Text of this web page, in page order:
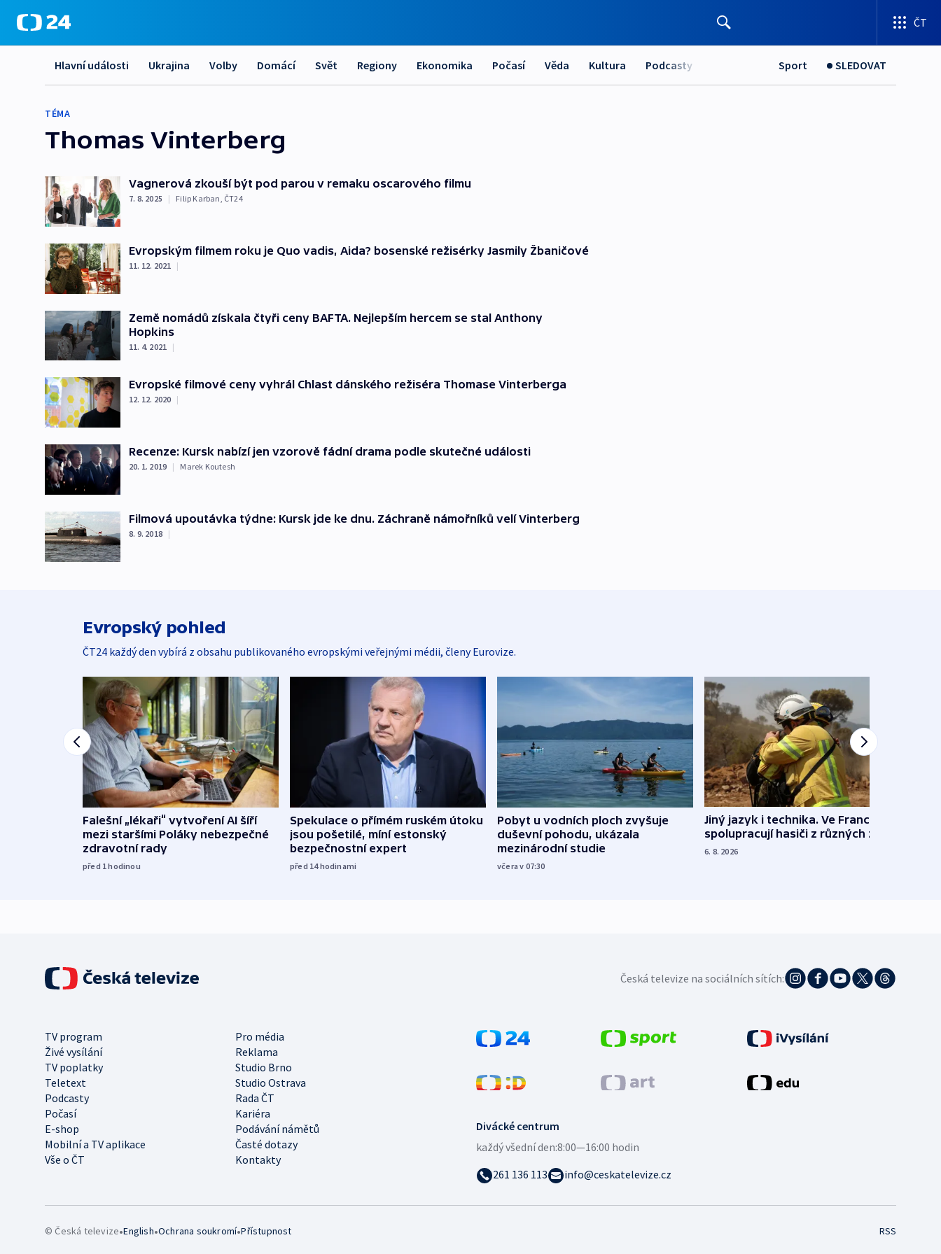
ČT
Hlavní události Ukrajina Volby Domácí Svět Regiony Ekonomika Počasí Věda Kultura Podcasty Sport SLEDOVAT
TÉMA
Thomas Vinterberg
Vagnerová zkouší být pod parou v remaku oscarového filmu
7. 8. 2025 | Filip Karban, ČT24
Evropským filmem roku je Quo vadis, Aida? bosenské režisérky Jasmily Žbaničové
11. 12. 2021 |
Země nomádů získala čtyři ceny BAFTA. Nejlepším hercem se stal Anthony
Hopkins
11. 4. 2021 |
Evropské filmové ceny vyhrál Chlast dánského režiséra Thomase Vinterberga
12. 12. 2020 |
Recenze: Kursk nabízí jen vzorově fádní drama podle skutečné události
20. 1. 2019 | Marek Koutesh
Filmová upoutávka týdne: Kursk jde ke dnu. Záchraně námořníků velí Vinterberg
8. 9. 2018 |
Evropský pohled
ČT24 každý den vybírá z obsahu publikovaného evropskými veřejnými médii, členy Eurovize.
Falešní „lékaři“ vytvoření AI šíří
mezi staršími Poláky nebezpečné
zdravotní rady
před 1hodinou
Spekulace o přímém ruském útoku
jsou pošetilé, míní estonský
bezpečnostní expert
před 14hodinami
Pobyt u vodních ploch zvyšuje
duševní pohodu, ukázala
mezinárodní studie
včera v 07:30
Jiný jazyk i technika. Ve Francii
spolupracují hasiči z různých zemí
6. 8. 2026
Česká televize na sociálních sítích:
TV program
Pro média
Živé vysílání
Reklama
TV poplatky
Studio Brno
Teletext
Studio Ostrava
Podcasty
Rada ČT
Počasí
Kariéra
E-shop
Podávání námětů
Mobilní a TV aplikace
Časté dotazy
Vše o ČT
Kontakty
Divácké centrum
každý všední den:8:00—16:00 hodin
261 136 113
info@ceskatelevize.cz
© Česká televize•English•Ochrana soukromí•Přístupnost RSS